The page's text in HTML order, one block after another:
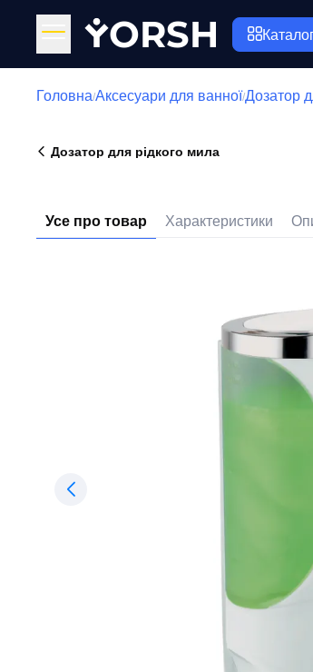
YORSH
Головна/Аксесуари для ванної/Дозатор
Дозатор для рідкого мила
Усе про товар Характеристики